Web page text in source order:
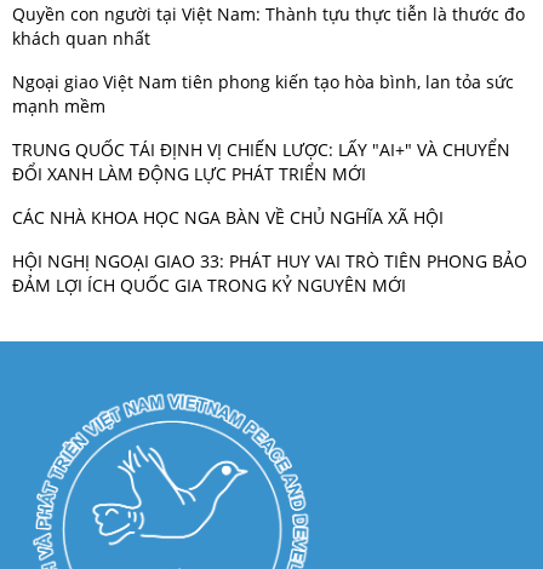
Quyền con người tại Việt Nam: Thành tựu thực tiễn là thước đo
khách quan nhất
Ngoại giao Việt Nam tiên phong kiến tạo hòa bình, lan tỏa sức
mạnh mềm
TRUNG QUỐC TÁI ĐỊNH VỊ CHIẾN LƯỢC: LẤY "AI+" VÀ CHUYỂN
ĐỔI XANH LÀM ĐỘNG LỰC PHÁT TRIỂN MỚI
CÁC NHÀ KHOA HỌC NGA BÀN VỀ CHỦ NGHĨA XÃ HỘI
HỘI NGHỊ NGOẠI GIAO 33: PHÁT HUY VAI TRÒ TIÊN PHONG BẢO
ĐẢM LỢI ÍCH QUỐC GIA TRONG KỶ NGUYÊN MỚI